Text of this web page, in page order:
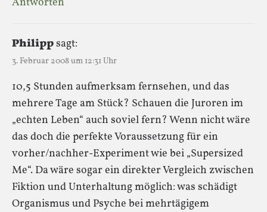
Philippsagt:
3. Februar 2008 um 12:31 Uhr
10,5 Stunden aufmerksam fernsehen, und das
mehrere Tage am Stück? Schauen die Juroren im
„echten Leben“ auch soviel fern? Wenn nicht wäre
das doch die perfekte Voraussetzung für ein
vorher/nachher-Experiment wie bei „Supersized
Me“. Da wäre sogar ein direkter Vergleich zwischen
Fiktion und Unterhaltung möglich: was schädigt
Organismus und Psyche bei mehrtägigem